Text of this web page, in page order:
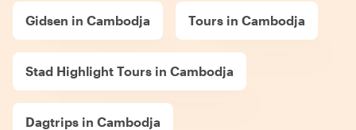
Gidsen in Cambodja Tours in Cambodja
Stad Highlight Tours in Cambodja
Dagtrips in Cambodja